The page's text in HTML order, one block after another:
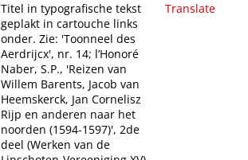
Titel in typografische tekst
geplakt in cartouche links
onder. Zie: 'Toonneel des
Aerdrijcx', nr. 14; l’Honoré
Naber, S.P., 'Reizen van
Willem Barents, Jacob van
Heemskerck, Jan Cornelisz
Rijp en anderen naar het
noorden (1594-1597)', 2de
deel (Werken van de
Translate